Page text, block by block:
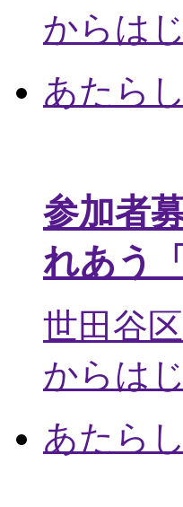
からは
あたら
参加者
れあう
世田谷
からは
あたら